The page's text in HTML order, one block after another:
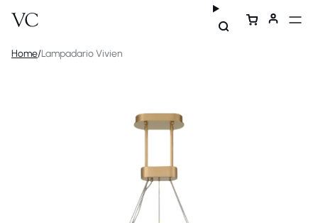
Home/Lampadario Vivien